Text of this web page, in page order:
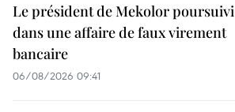
Le président de Mekolor poursuivi
dans une affaire de faux virement
bancaire
06/08/2026 09:41